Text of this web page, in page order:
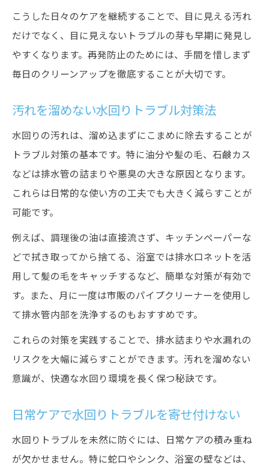
こうした日々のケアを継続することで、目に見える汚れ
だけでなく、目に見えないトラブルの芽も早期に発見し
やすくなります。再発防止のためには、手間を惜しまず
毎日のクリーンアップを徹底することが大切です。
汚れを溜めない水回りトラブル対策法
水回りの汚れは、溜め込まずにこまめに除去することが
トラブル対策の基本です。特に油分や髪の毛、石鹸カス
などは排水管の詰まりや悪臭の大きな原因となります。
これらは日常的な使い方の工夫でも大きく減らすことが
可能です。
例えば、調理後の油は直接流さず、キッチンペーパーな
どで拭き取ってから捨てる、浴室では排水口ネットを活
用して髪の毛をキャッチするなど、簡単な対策が有効で
す。また、月に一度は市販のパイプクリーナーを使用し
て排水管内部を洗浄するのもおすすめです。
これらの対策を実践することで、排水詰まりや水漏れの
リスクを大幅に減らすことができます。汚れを溜めない
意識が、快適な水回り環境を長く保つ秘訣です。
日常ケアで水回りトラブルを寄せ付けない
水回りトラブルを未然に防ぐには、日常ケアの積み重ね
が欠かせません。特に蛇口やシンク、浴室の壁などは、